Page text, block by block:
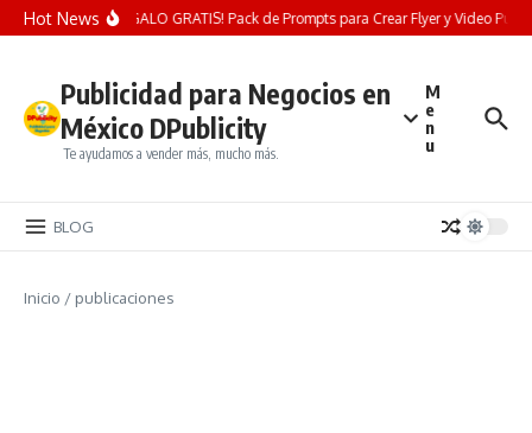
Saltar al contenido
Hot News ¡REGALO GRATIS! Pack de Prompts para Crear Flyer y Video
Publicidad para Negocios en
México DPublicity
Te ayudamos a vender más, mucho más.
M
e
n
u
BLOG
Inicio / publicaciones